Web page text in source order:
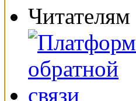
Читателям